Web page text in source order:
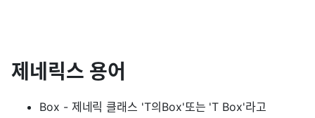
제네릭스 용어
Box - 제네릭 클래스 'T의Box'또는 'T Box'라고